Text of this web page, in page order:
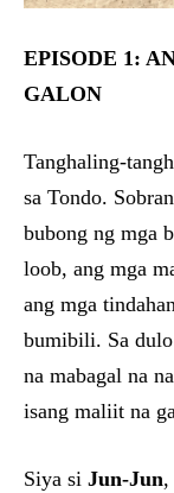
EPISODE 1:
GALON
Tanghaling-
sa Tondo.
bubong ng mga
loob, ang mga
ang mga
bumibili. Sa
na mabagal na
isang maliit na
Siya si Jun-Jun,